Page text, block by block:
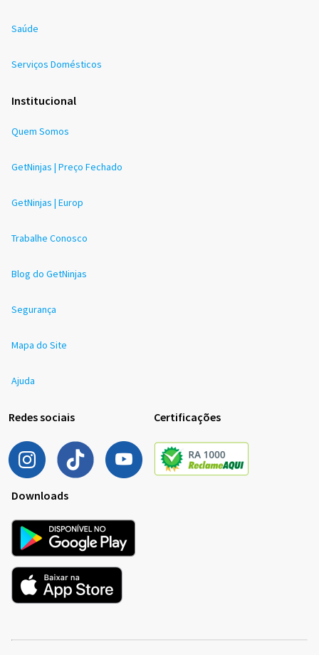
Saúde
Serviços Domésticos
Institucional
Quem Somos
GetNinjas | Preço Fechado
GetNinjas | Europ
Trabalhe Conosco
Blog do GetNinjas
Segurança
Mapa do Site
Ajuda
Redes sociais Certificações
Downloads